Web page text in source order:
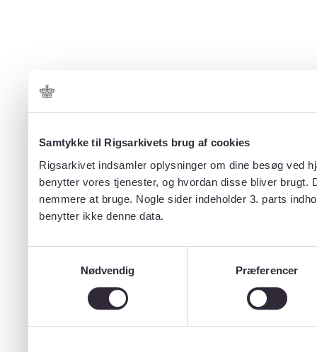
Samtykke til Rigsarkivets brug af cookies
Rigsarkivet indsamler oplysninger om dine besøg ved
benytter vores tjenester, og hvordan disse bliver
nemmere at bruge. Nogle sider indeholder 3. parts
benytter ikke denne data.
Nødvendig
Præferencer